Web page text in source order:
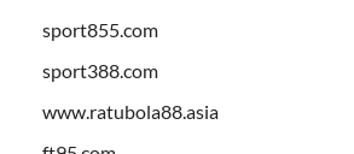
sport855.com
sport388.com
www.ratubola88.asia